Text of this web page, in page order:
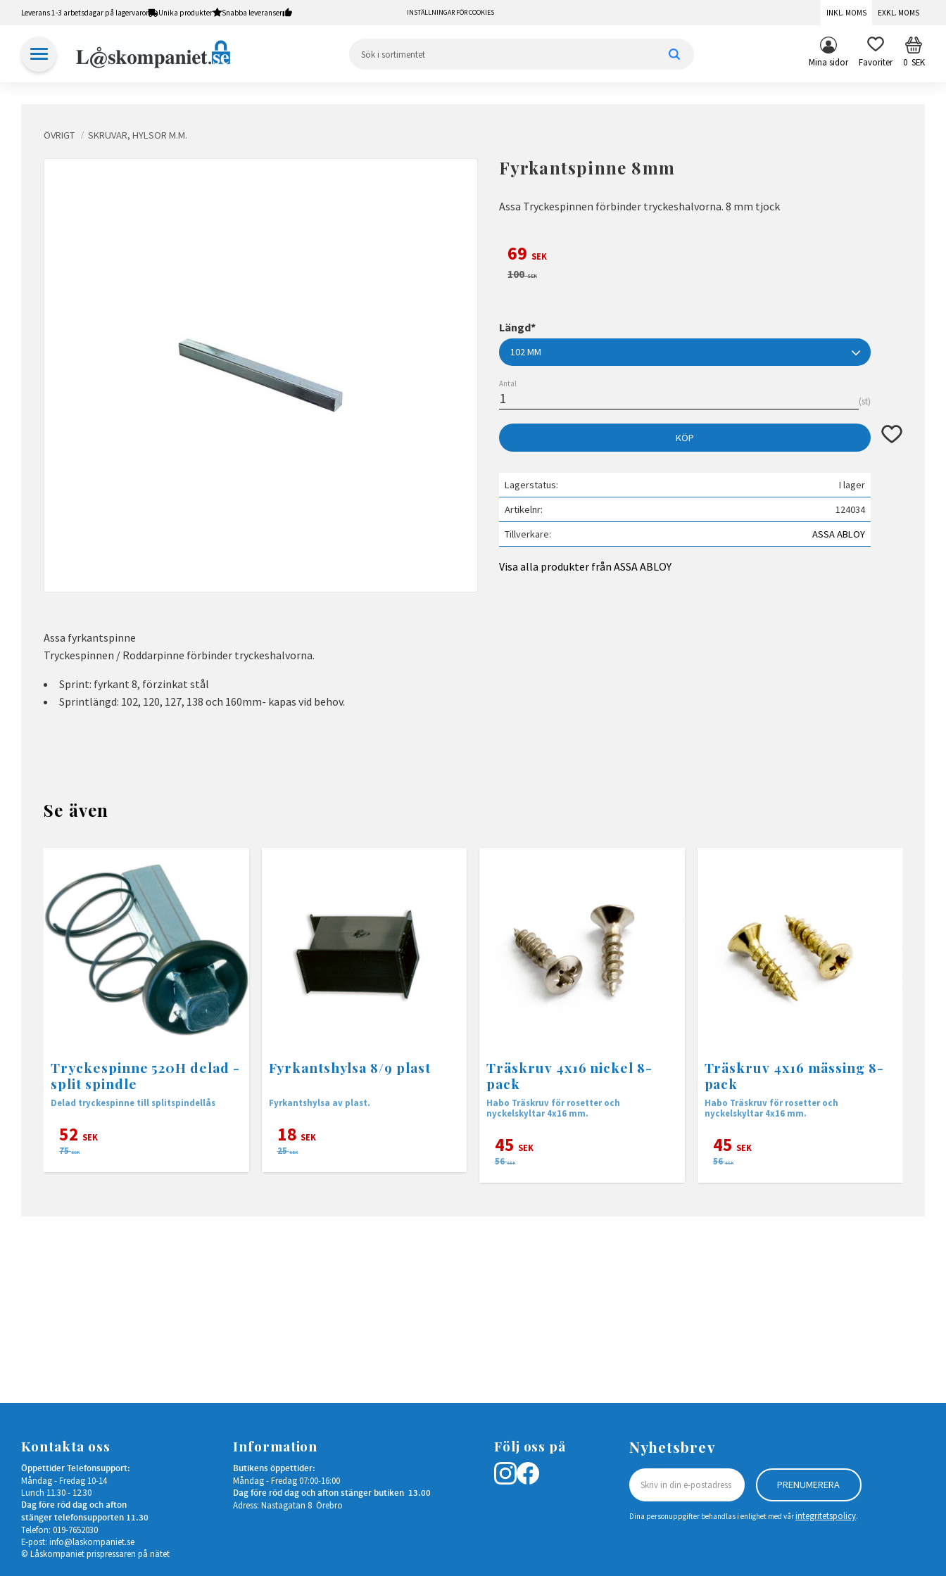
Leverans 1-3 arbetsdagar på lagervaror Unika produkter Snabba leveranser INSTÄLLNINGAR FÖR COOKIES INKL. MOMS EXKL. MOMS
Mina sidor FAVORITER 0SEK
ÖVRIGT SKRUVAR, HYLSOR M.M.
Fyrkantspinne 8mm
Assa Tryckespinnen förbinder tryckeshalvorna. 8 mm tjock
Nedsatt pris:
69 SEK
Ordinarie pris:
100SEK
Längd*
Antal
st
KÖP Lägg till i
Lagerstatus
I lager
Artikelnr
124034
Tillverkare
ASSA ABLOY
Visa alla produkter från ASSA ABLOY
Assa fyrkantspinne
Tryckespinnen / Roddarpinne förbinder tryckeshalvorna.
Sprint: fyrkant 8, förzinkat stål
Sprintlängd: 102, 120, 127, 138 och 160mm- kapas vid behov.
Se även
Tryckespinne 520H delad -
split spindle
Delad tryckespinne till splitspindellås
52 SEK
75 SEK
Fyrkantshylsa 8/9 plast
Fyrkantshylsa av plast.
18 SEK
25 SEK
Träskruv 4x16 nickel 8-
pack
Habo Träskruv för rosetter och
nyckelskyltar 4x16 mm.
45 SEK
56 SEK
Träskruv 4x16 mässing 8-
pack
Habo Träskruv för rosetter och
nyckelskyltar 4x16 mm.
45 SEK
56 SEK
Kontakta oss
Öppettider Telefonsupport:
Måndag - Fredag 10-14
Lunch 11.30 - 12.30
Dag före röd dag och afton
stänger telefonsupporten 11.30
Telefon: 019-7652030
E-post: info@laskompaniet.se
© Låskompaniet prispressaren på nätet
Information
Butikens öppettider:
Måndag - Fredag 07:00-16:00
Dag före röd dag och afton stänger butiken 13.00
Adress: Nastagatan 8 Örebro
Följ oss på Nyhetsbrev
PRENUMERERA
Dina personuppgifter behandlas i enlighet med vårintegritetspolicy.